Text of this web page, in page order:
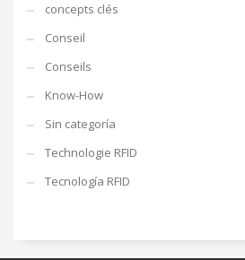
concepts clés
Conseil
Conseils
Know-How
Sin categoría
Technologie RFID
Tecnología RFID